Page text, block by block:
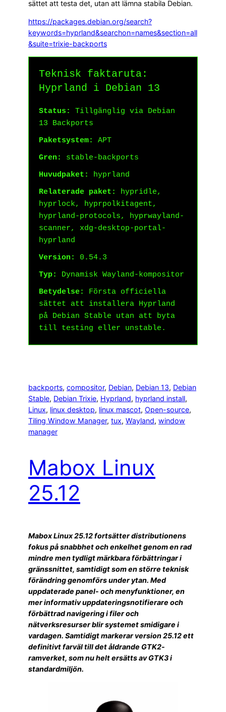
sättet att testa det, utan att lämna stabila Debian.
https://packages.debian.org/search?
keywords=hyprland&searchon=names&section=all
&suite=trixie-backports
Teknisk faktaruta:
Hyprland i Debian 13
Status:
Tillgänglig via Debian
13 Backports
Paketsystem:
APT
Gren:
stable-backports
Huvudpaket:
hyprland
Relaterade paket:
hypridle,
hyprlock, hyprpolkitagent,
hyprland-protocols, hyprwayland-
scanner, xdg-desktop-portal-
hyprland
Version:
0.54.3
Typ:
Dynamisk Wayland-kompositor
Betydelse:
Första officiella
sättet att installera Hyprland
på Debian Stable utan att byta
till testing eller unstable.
backports, compositor, Debian, Debian 13, Debian
Stable, Debian Trixie, Hyprland, hyprland install
Linux, linux desktop, linux mascot, Open-source
Tiling Window Manager, tux, Wayland, window
manager
Mabox Linux
25.12
Mabox Linux 25.12 fortsätter distributionens
fokus på snabbhet och enkelhet genom en rad
mindre men tydligt märkbara förbättringar i
gränssnittet, samtidigt som en större teknisk
förändring genomförs under ytan. Med
uppdaterade panel- och menyfunktioner, en
mer informativ uppdateringsnotifierare och
förbättrad navigering i filer och
nätverksresurser blir systemet smidigare i
vardagen. Samtidigt markerar version 25.12 ett
definitivt farväl till det åldrande GTK2-
ramverket, som nu helt ersätts av GTK3 i
standardmiljön.